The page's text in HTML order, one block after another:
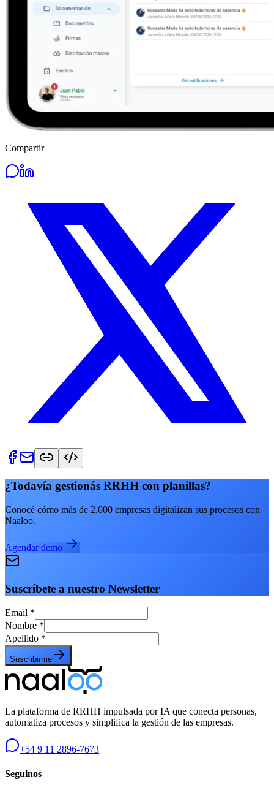
Compartir
¿Todavía gestionás RRHH con planillas?
Conocé cómo más de 2.000 empresas digitalizan sus procesos con
Naaloo.
Agendar demo
Suscríbete a nuestro Newsletter
Email *
Nombre *
Apellido *
Suscribirme
La plataforma de RRHH impulsada por IA que conecta personas,
automatiza procesos y simplifica la gestión de las empresas.
+54 9 11 2896-7673
Seguinos